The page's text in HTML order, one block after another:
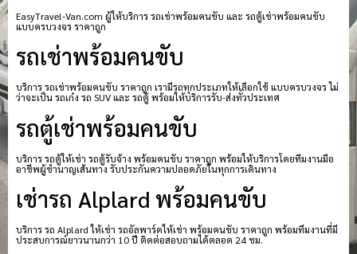
EasyTravel-Van.com ผู้ให้บริการ รถเช่าพร้อมคนขับ และ รถตู้เช่าพร้อมคนขับ
แบบครบวงจร ราคาถูก
รถเช่าพร้อมคนขับ
บริการ รถเช่าพร้อมคนขับ ราคาถูก เรามีรถทุกประเภทให้เลือกใช้ แบบครบวงจร ไม่
ว่าจะเป็น รถเก๋ง รถ SUV และ รถตู้ พร้อมให้บริการรับ-ส่งทั่วประเทศ
รถตู้เช่าพร้อมคนขับ
บริการ รถตู้ให้เช่า รถตู้รับจ้าง พร้อมคนขับ ราคาถูก พร้อมให้บริการโดยทีมงานมือ
อาชีพผู้ชำนาญเส้นทาง รับประกันความปลอดภัยในทุกการเดินทาง
เช่ารถ Alplard พร้อมคนขับ
บริการ รถ Alplard ให้เช่า รถอัลพาร์ดให้เช่า พร้อมคนขับ ราคาถูก พร้อมทีมงานที่มี
ประสบการณ์ยาวนานกว่า 10 ปี ติดต่อสอบถามได้ตลอด 24 ชม.